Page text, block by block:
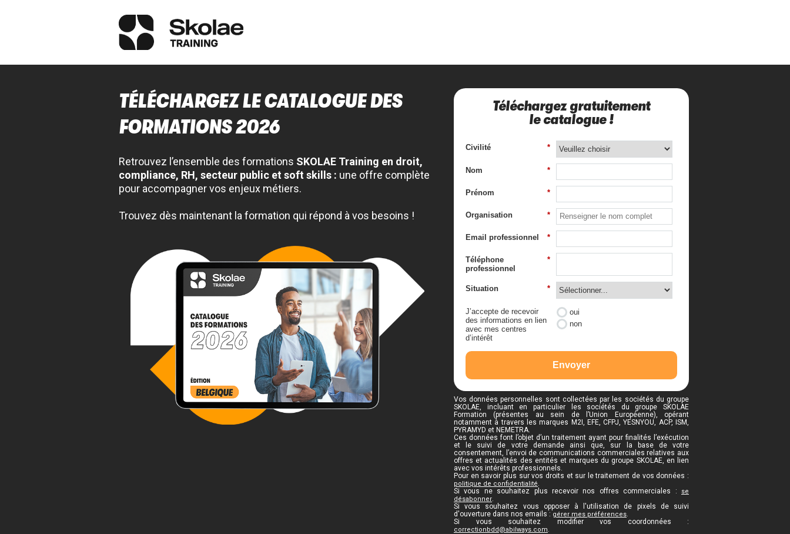
TÉLÉCHARGEZ LE CATALOGUE DES
FORMATIONS 2026
Retrouvez l’ensemble des formations SKOLAE Training en droit,
compliance, RH, secteur public et soft skills : une offre complète
pour accompagner vos enjeux métiers.
Trouvez dès maintenant la formation qui répond à vos besoins !
Téléchargez gratuitement
le catalogue !
*
Civilité
*
Nom
*
Prénom
*
Organisation
*
Email professionnel
*
Téléphone
professionnel
*
Situation
J’accepte de recevoir
des informations en lien
avec mes centres
d’intérêt
oui
non
Envoyer
Vos données personnelles sont collectées par les sociétés du groupe
SKOLAE, incluant en particulier les sociétés du groupe SKOLAE
Formation (présentes au sein de l’Union Européenne), opérant
notamment à travers les marques M2I, EFE, CFPJ, YESNYOU, ACP, ISM,
PYRAMYD et NEMETRA.
Ces données font l’objet d’un traitement ayant pour finalités l’exécution
et le suivi de votre demande ainsi que, sur la base de votre
consentement, l’envoi de communications commerciales relatives aux
offres et actualités des entités et marques du groupe SKOLAE, en lien
avec vos intérêts professionnels.
Pour en savoir plus sur vos droits et sur le traitement de vos données :
politique de confidentialité
Si vous ne souhaitez plus recevoir nos offres commerciales :
se
désabonner
Si vous souhaitez vous opposer à l'utilisation de pixels de suivi
d'ouverture dans nos emails : gérer mes préférences
Si vous souhaitez modifier vos coordonnées :
correctionbdd@abilways.com